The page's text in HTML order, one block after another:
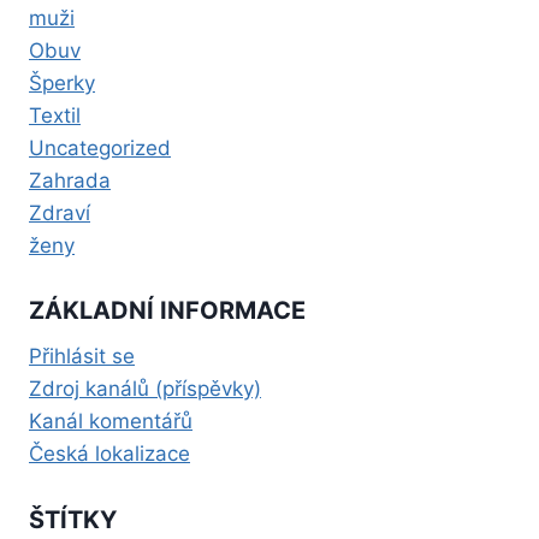
muži
Obuv
Šperky
Textil
Uncategorized
Zahrada
Zdraví
ženy
ZÁKLADNÍ INFORMACE
Přihlásit se
Zdroj kanálů (příspěvky)
Kanál komentářů
Česká lokalizace
ŠTÍTKY